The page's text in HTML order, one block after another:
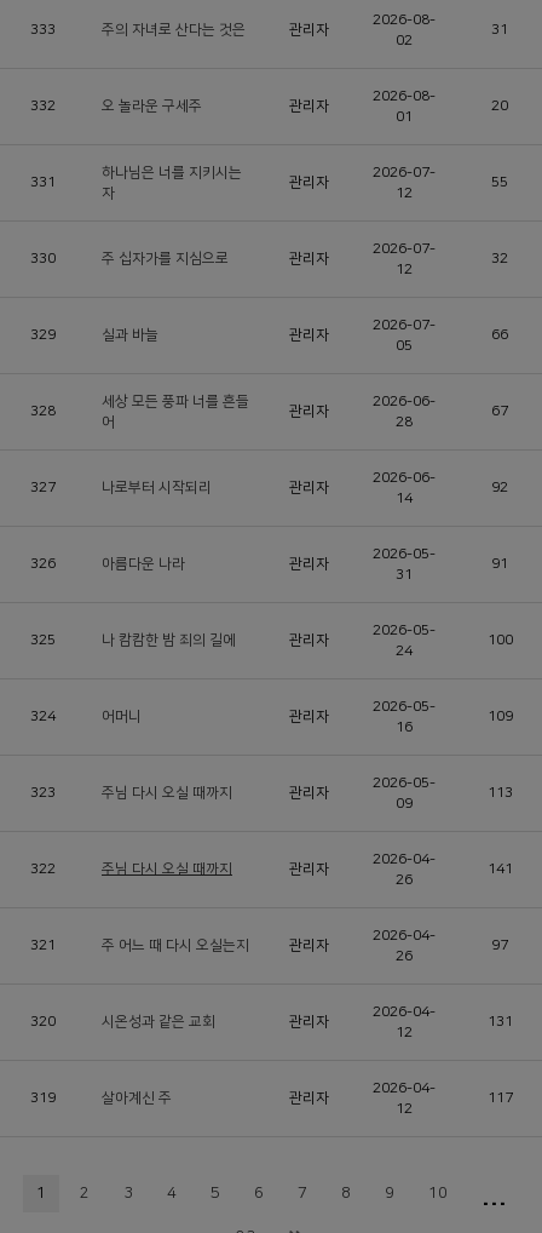
333 주의 자녀로 산다는 것은 관리자
2026-08-
02
31
332 오 놀라운 구세주 관리자
2026-08-
01
20
331
하나님은 너를 지키시는
자
관리자
2026-07-
12
55
330 주 십자가를 지심으로 관리자
2026-07-
12
32
329 실과 바늘 관리자
2026-07-
05
66
328
세상 모든 풍파 너를 흔들
어
관리자
2026-06-
28
67
327 나로부터 시작되리 관리자
2026-06-
14
92
326 아름다운 나라 관리자
2026-05-
31
91
325 나 캄캄한 밤 죄의 길에 관리자
2026-05-
24
100
324 어머니 관리자
2026-05-
16
109
323 주님 다시 오실 때까지 관리자
2026-05-
09
113
322 주님 다시 오실 때까지 관리자
2026-04-
26
141
321 주 어느 때 다시 오실는지 관리자
2026-04-
26
97
320 시온성과 같은 교회 관리자
2026-04-
12
131
319 살아계신 주 관리자
2026-04-
12
117
1 2 3 4 5 6 7 8 9 10 ...